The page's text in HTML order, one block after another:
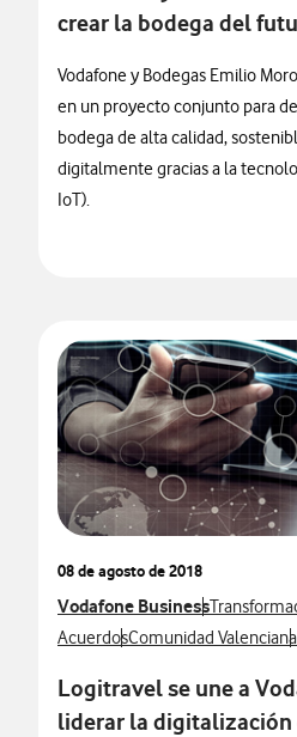
crear la bodega del
Vodafone y Bodegas Emilio
en un proyecto conjunto para
bodega de alta calidad,
digitalmente gracias a la
IoT).
08 de agosto de 2018
Ver más notas de prensa
Vodafone BusinessVer más
Ver más notas de prensa
AcuerdosVer más notas de
Comunidad Valenciana
Logitravel se une a
liderar la digitalización